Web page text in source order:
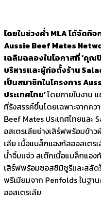
โดยในช่วงค่ำ MLA ได้จัดกิ
Aussie Beef Mates
เฉลิมฉลองในโอกาสที่‘คุณปิ
บริหารและผู้ก่อตั้งร้าน
เป็นสมาชิกในโครงการ
ประเทศไทย’โดยภายในงาน
ที่รังสรรค์ขึ้นโดยเฉพาะจากคว
Beef Mates ประเทศไทยและ
อสเตรเลียย่างเสิร์ฟพร้อมข้า
เลีย เนื้อแบล็กแองกัสออสเต
น้ำจิ้มแจ่ว สเต๊กเนื้อแบล็กแอ
เสิร์ฟพร้อมซอสชิมิชูรีและสลั
พรีเมียมจาก Penfolds ในฐา
ออสเตรเลีย